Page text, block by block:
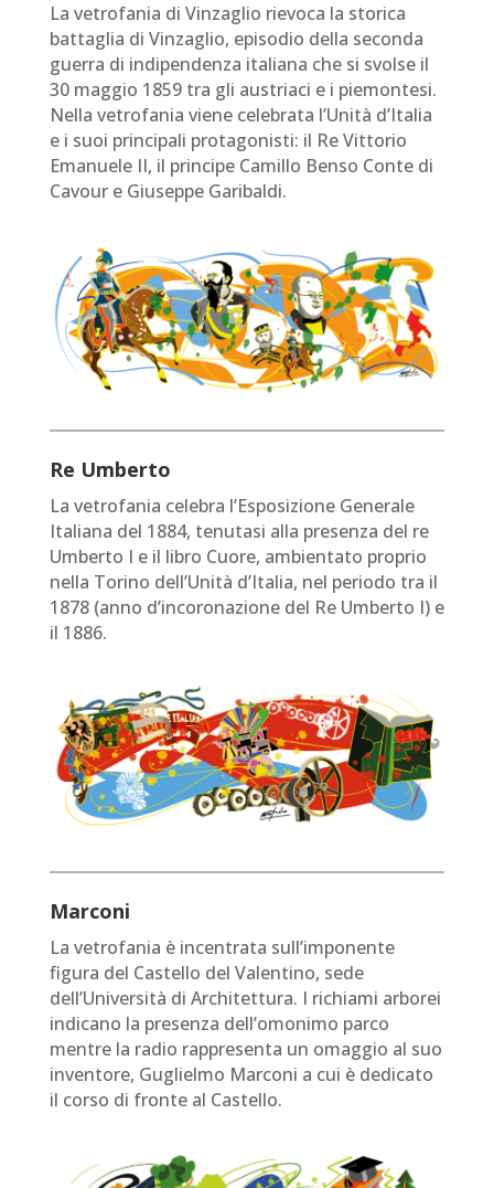
La vetrofania di Vinzaglio rievoca la storica
battaglia di Vinzaglio, episodio della seconda
guerra di indipendenza italiana che si svolse il
30 maggio 1859 tra gli austriaci e i piemontesi.
Nella vetrofania viene celebrata l’Unità d’Italia
e i suoi principali protagonisti: il Re Vittorio
Emanuele II, il principe Camillo Benso Conte di
Cavour e Giuseppe Garibaldi.
Re Umberto
La vetrofania celebra l’Esposizione Generale
Italiana del 1884, tenutasi alla presenza del re
Umberto I e il libro Cuore, ambientato proprio
nella Torino dell’Unità d’Italia, nel periodo tra il
1878 (anno d’incoronazione del Re Umberto I) e
il 1886.
Marconi
La vetrofania è incentrata sull’imponente
figura del Castello del Valentino, sede
dell’Università di Architettura. I richiami arborei
indicano la presenza dell’omonimo parco
mentre la radio rappresenta un omaggio al suo
inventore, Guglielmo Marconi a cui è dedicato
il corso di fronte al Castello.